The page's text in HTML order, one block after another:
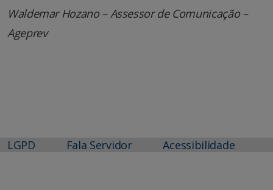
Waldemar Hozano – Assessor de Comunicação –
Ageprev
LGPD Fala Servidor Acessibilidade